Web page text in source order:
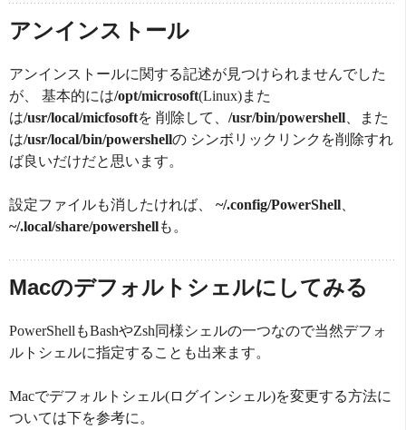
アンインストール
アンインストールに関する記述が見つけられませんでした
が、 基本的には/opt/microsoft(Linux)また
は/usr/local/micfosoftを 削除して、 /usr/bin/powershell 、また
は/usr/local/bin/powershellの シンボリックリンクを削除すれ
ば良いだけだと思います。
設定ファイルも消したければ、 ~/.config/PowerShell
~/.local/share/powershellも。
Macのデフォルトシェルにしてみる
PowerShellもBashやZsh同様シェルの一つなので当然デフォ
ルトシェルに指定することも出来ます。
Macでデフォルトシェル(ログインシェル)を変更する方法に
ついては下を参考に。